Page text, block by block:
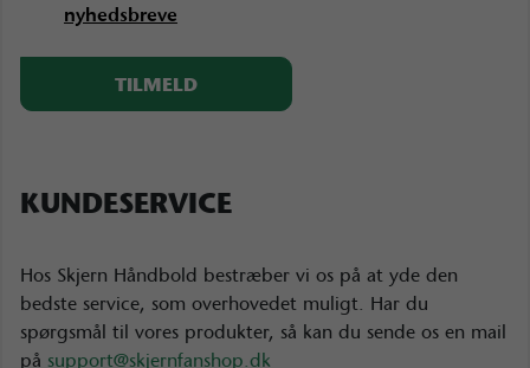
nyhedsbreve
KUNDESERVICE
Hos Skjern Håndbold bestræber vi os på at yde den
bedste service, som overhovedet muligt. Har du
spørgsmål til vores produkter, så kan du sende os en mail
på support@skjernfanshop.dk